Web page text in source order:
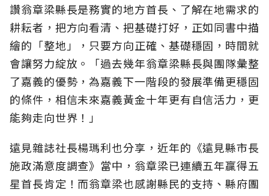
讚翁章梁縣長是務實的地方首長、了解在地需求的
耕耘者，把方向看清、把基礎打好，正如同書中描
繪的「整地」，只要方向正確、基礎穩固，時間就
會讓努力綻放。「過去幾年翁章梁縣長與團隊彙整
了嘉義的優勢，為嘉義下一階段的發展準備更穩固
的條件，相信未來嘉義黃金十年更有自信活力，更
能夠走向世界！」
遠見雜誌社長楊瑪利也分享，近年的《遠見縣市長
施政滿意度調查》當中，翁章梁已連續五年贏得五
星首長肯定！而翁章梁也感謝縣民的支持、縣府團